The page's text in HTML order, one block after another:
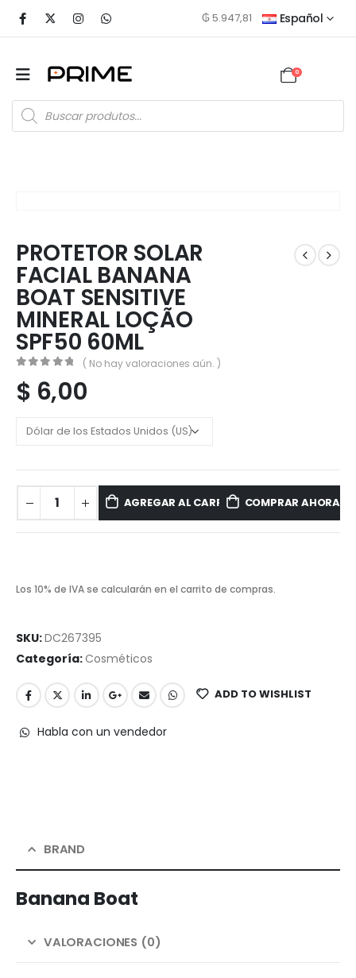
₲ 5.947,81 Español
0
PROTETOR SOLAR
FACIAL BANANA
BOAT SENSITIVE
MINERAL LOÇÃO
SPF50 60ML
( No hay valoraciones aún. )
$ 6,00
AGREGAR AL CARRITO COMPRAR AHORA
Los 10% de IVA se calcularán en el carrito de compras.
SKU:DC267395
Categoría:Cosméticos
ADD TO WISHLIST
Habla con un vendedor
BRAND
Banana Boat
VALORACIONES (0)